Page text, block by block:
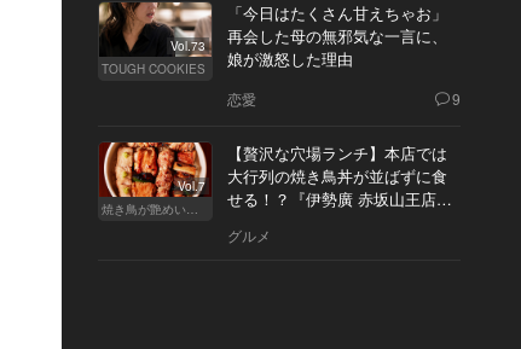
Vol.73
TOUGH COOKIES
「今日はたくさん甘えちゃお」
再会した母の無邪気な一言に、
娘が激怒した理由
恋愛 9
Vol.7
焼き鳥が艶めいてきた
【贅沢な穴場ランチ】本店では
大行列の焼き鳥丼が並ばずに食
せる！？『伊勢廣 赤坂山王店』
グルメ